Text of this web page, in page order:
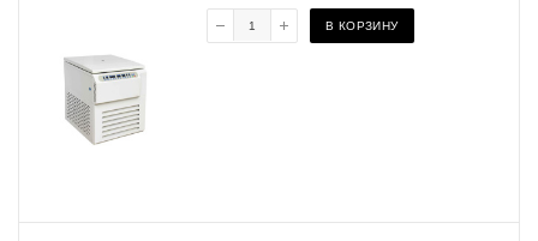
В КОРЗИНУ